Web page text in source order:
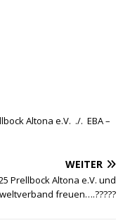
Altona e.V. ./. EBA –
WEITER
Prellbock Altona e.V. und
freuen….?????